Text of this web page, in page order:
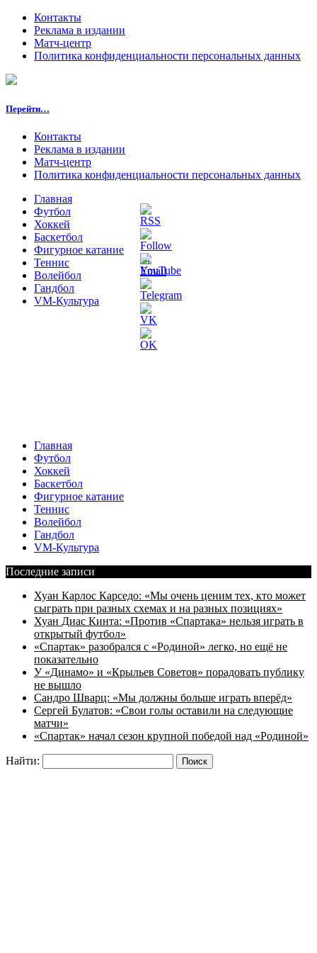
Контакты
Реклама в издании
Матч-центр
Политика конфиденциальности персональных данных
Перейти…
Контакты
Реклама в издании
Матч-центр
Политика конфиденциальности персональных данных
Главная
Футбол
Хоккей
Баскетбол
Фигурное катание
Теннис
Волейбол
Гандбол
VM-Культура
Главная
Футбол
Хоккей
Баскетбол
Фигурное катание
Теннис
Волейбол
Гандбол
VM-Культура
Последние записи
Хуан Карлос Карседо: «Мы очень ценим тех, кто может
сыграть при разных схемах и на разных позициях»
Хуан Диас Кинта: «Против «Спартака» нельзя играть в
открытый футбол»
«Спартак» разобрался с «Родиной» легко, но ещё не
показательно
У «Динамо» и «Крыльев Советов» порадовать публику
не вышло
Сандро Шварц: «Мы должны больше играть вперёд»
Сергей Булатов: «Свои голы оставили на следующие
матчи»
«Спартак» начал сезон крупной победой над «Родиной»
Найти: